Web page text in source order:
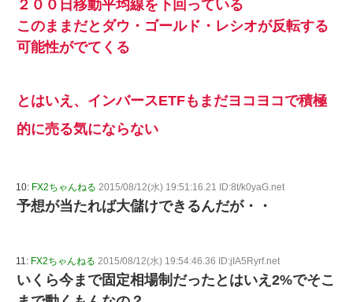
２００日移動平均線を下回っている
このままだとダウ・ゴールド・レシオが反転する
可能性がでてくる
とはいえ、インバースETFもまだヨコヨコで積極
的に売る気にならない
10: FX2ちゃんねる 2015/08/12(水) 19:51:16.21 ID:8t/k0yaG.net
予想が当たれば大儲けできるんだが・・
11: FX2ちゃんねる 2015/08/12(水) 19:54:46.36 ID:jIA5Ryrf.net
いくら今まで固定相場制だったとはいえ2%でそこ